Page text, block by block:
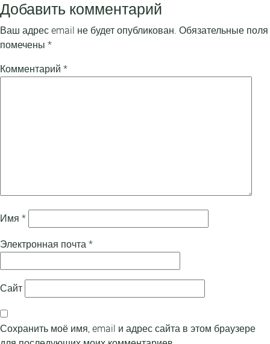
Добавить комментарий
Ваш адрес email не будет опубликован. Обязательные поля
помечены *
Комментарий *
Имя *
Электронная почта *
Сайт
Сохранить моё имя, email и адрес сайта в этом браузере